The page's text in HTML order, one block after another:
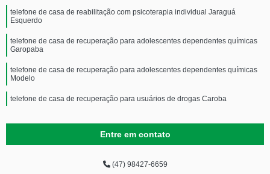
telefone de casa de reabilitação com psicoterapia individual Jaraguá
Esquerdo
telefone de casa de recuperação para adolescentes dependentes químicas
Garopaba
telefone de casa de recuperação para adolescentes dependentes químicas
Modelo
telefone de casa de recuperação para usuários de drogas Caroba
Entre em contato
(47) 98427-6659